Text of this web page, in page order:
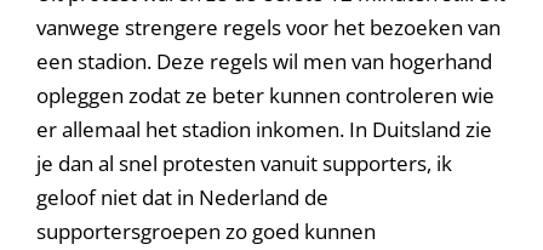
vanwege strengere regels voor het bezoeken van
een stadion. Deze regels wil men van hogerhand
opleggen zodat ze beter kunnen controleren wie
er allemaal het stadion inkomen. In Duitsland zie
je dan al snel protesten vanuit supporters, ik
geloof niet dat in Nederland de
supportersgroepen zo goed kunnen